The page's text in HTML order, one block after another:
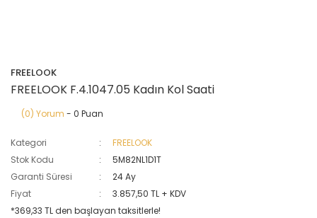
FREELOOK
FREELOOK F.4.1047.05 Kadın Kol Saati
(0) Yorum - 0 Puan
Kategori
FREELOOK
Stok Kodu
5M82NL1D1T
Garanti Süresi
24 Ay
Fiyat
3.857,50 TL + KDV
*369,33 TL den başlayan taksitlerle!